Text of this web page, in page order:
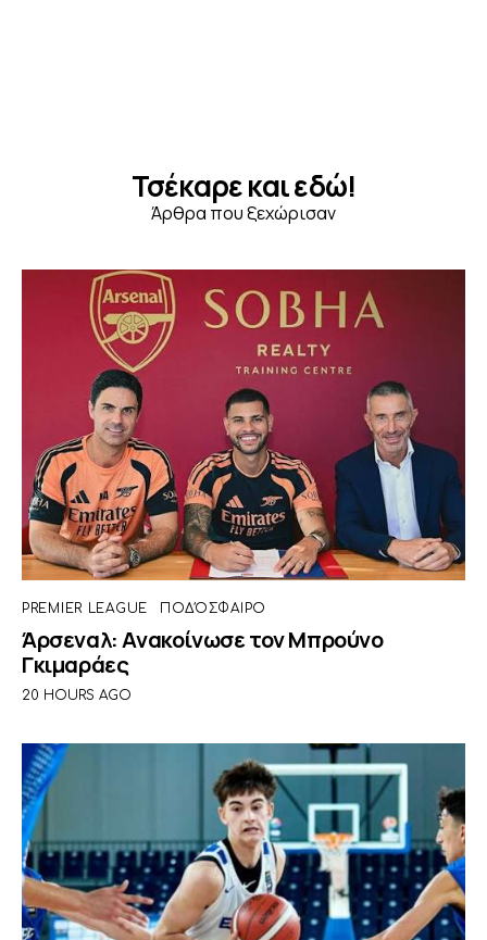
Τσέκαρε και εδώ!
Άρθρα που ξεχώρισαν
PREMIER LEAGUE ΠΟΔΌΣΦΑΙΡΟ
Άρσεναλ: Ανακοίνωσε τον Μπρούνο
Γκιμαράες
20 HOURS AGO